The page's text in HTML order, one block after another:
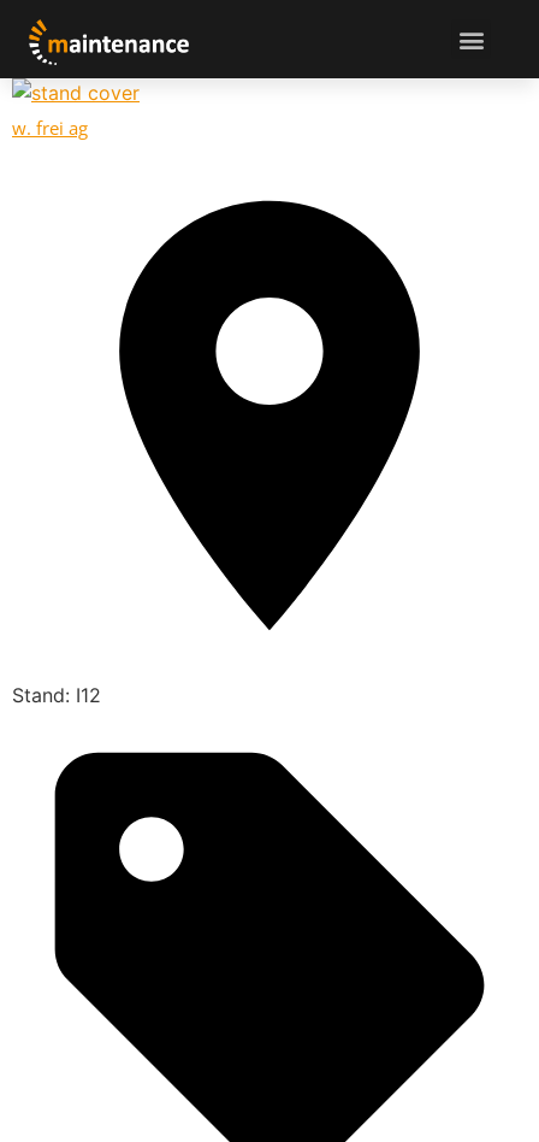
w. frei ag
Stand: I12